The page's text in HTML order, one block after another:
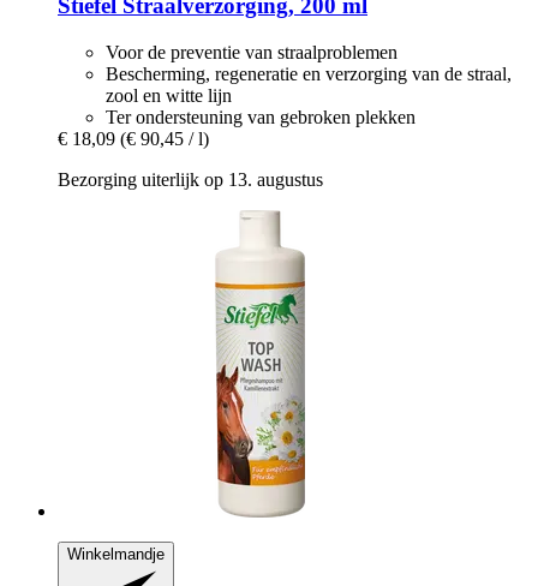
Stiefel Straalverzorging, 200 ml
Voor de preventie van straalproblemen
Bescherming, regeneratie en verzorging van de straal,
zool en witte lijn
Ter ondersteuning van gebroken plekken
€ 18,09 (€ 90,45 / l)
Bezorging uiterlijk op 13. augustus
Winkelmandje